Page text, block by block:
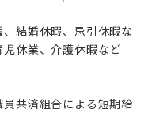
、結婚休暇、忌引休暇な
休業、介護休暇など
員共済組合による短期給